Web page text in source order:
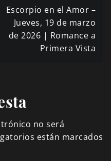
Escorpio en el Amor –
Jueves, 19 de marzo
de 2026 | Romance a
Primera Vista
no será
están marcados